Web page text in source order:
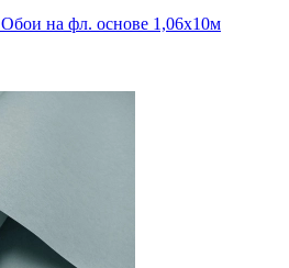
на фл. основе 1,06х10м